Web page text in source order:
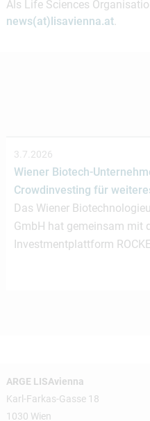
Als Life Sciences
news(at)lisavienna.at.
3.7.2026
Wiener Biotech-
Crowdinvesting für
Das Wiener
GmbH hat gemeinsam mit
Investmentplattform
ARGE LISAvienna
Karl-Farkas-Gasse 18
1030 Wien